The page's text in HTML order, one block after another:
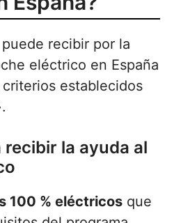
recibir por la
eléctrico en España
establecidos
.
la ayuda al
100 % eléctricos que